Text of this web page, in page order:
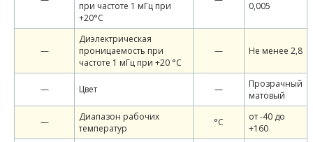
при частоте 1 мГц при
+20°С
0,005
—
Диэлектрическая
проницаемость при
частоте 1 мГц при +20 °С
— Не менее 2,8
— Цвет —
Прозрачный
матовый
—
Диапазон рабочих
температур
°С
от -40 до
+160